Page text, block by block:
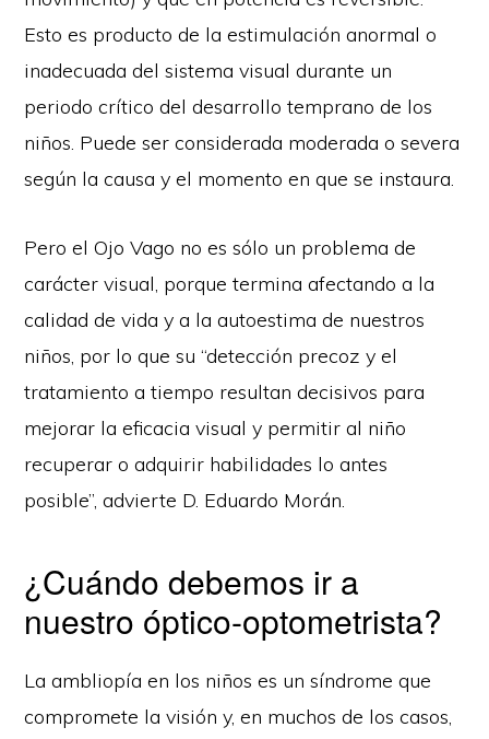
Esto es producto de la estimulación anormal o
inadecuada del sistema visual durante un
periodo crítico del desarrollo temprano de los
niños. Puede ser considerada moderada o severa
según la causa y el momento en que se instaura.
Pero el Ojo Vago no es sólo un problema de
carácter visual, porque termina afectando a la
calidad de vida y a la autoestima de nuestros
niños, por lo que su “detección precoz y el
tratamiento a tiempo resultan decisivos para
mejorar la eficacia visual y permitir al niño
recuperar o adquirir habilidades lo antes
posible”, advierte D. Eduardo Morán.
¿Cuándo debemos ir a
nuestro óptico-optometrista?
La ambliopía en los niños es un síndrome que
compromete la visión y, en muchos de los casos,